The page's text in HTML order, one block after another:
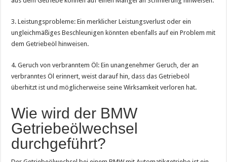
3. Leistungsprobleme: Ein merklicher Leistungsverlust oder ein
ungleichmäßiges Beschleunigen könnten ebenfalls auf ein Problem mit
dem Getriebeöl hinweisen.
4. Geruch von verbranntem Öl: Ein unangenehmer Geruch, der an
verbranntes Öl erinnert, weist darauf hin, dass das Getriebeöl
überhitzt ist und möglicherweise seine Wirksamkeit verloren hat.
Wie wird der BMW
Getriebeölwechsel
durchgeführt?